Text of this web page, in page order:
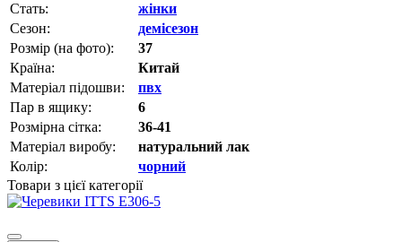
Стать:
жінки
Сезон:
демісезон
Розмір (на фото):
37
Країна:
Китай
Матеріал підошви:
пвх
Пар в ящику:
6
Розмірна сітка:
36-41
Матеріал виробу:
натуральний лак
Колір:
чорний
Товари з цієї категорії